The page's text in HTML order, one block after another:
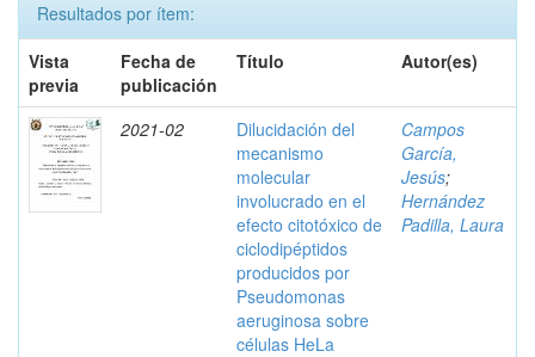
Resultados por ítem:
Vista
previa
Fecha de
publicación
Título Autor(es)
2021-02
Dilucidación del
mecanismo
molecular
involucrado en el
efecto citotóxico de
ciclodipéptidos
producidos por
Pseudomonas
aeruginosa sobre
células HeLa
Campos
García,
Jesús;
Hernández
Padilla, Laura